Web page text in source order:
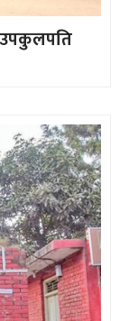
उपकुलपति